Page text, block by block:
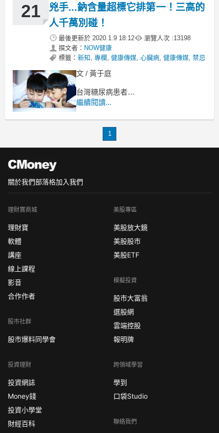
新標準」，
21
兇手...鈉含量超標它排第一！三高的
人千萬別碰！
最後更新於 2020.1.9 18:12 瀏覽人次 :13198
撰文者： NOW健康
標籤： 新知 , 專欄 , 健康傳媒, 心臟病, 健康傳媒, 禁忌
文 / 黃于庭
台灣糖尿病患者
合併心血管的盛行率居高不下，
就有一個死於心血管疾病。
繼續閱讀...
1
關於我們部落格加入我們
理財寶商城
理財寶
軟體
講座
線上課程
影音
合作作者
股市社群
股市爆料同學會
投資理財
投資網誌
Money錢
投資小學堂
財經百科
美股專區
美股放大鏡
美股股市
美股ETF
模擬投資
股市大富翁
選股網
雲端控股
報明牌
跨領域學習
學到
口袋Studio
聯絡我們